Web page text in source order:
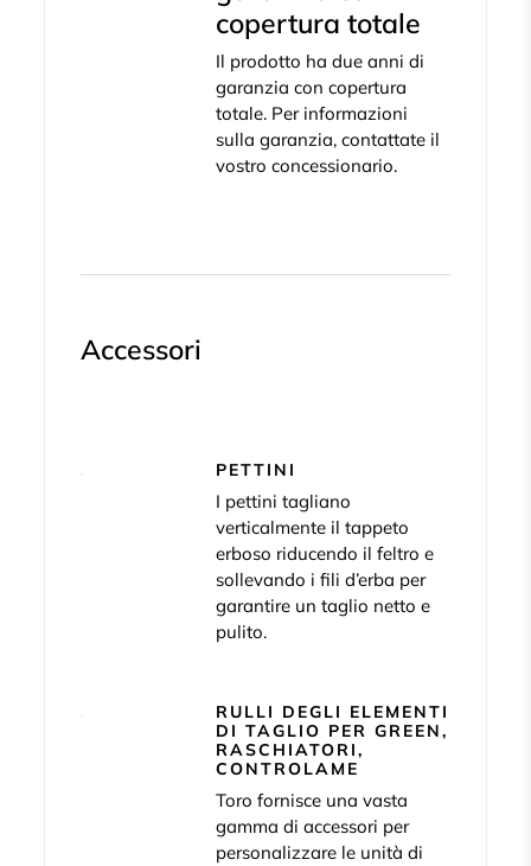
copertura totale
Il prodotto ha due anni di
garanzia con copertura
totale. Per informazioni
sulla garanzia, contattate il
vostro concessionario.
Accessori
PETTINI
I pettini tagliano
verticalmente il tappeto
erboso riducendo il feltro e
sollevando i fili d’erba per
garantire un taglio netto e
pulito.
RULLI DEGLI ELEMENTI
DI TAGLIO PER GREEN,
RASCHIATORI,
CONTROLAME
Toro fornisce una vasta
gamma di accessori per
personalizzare le unità di